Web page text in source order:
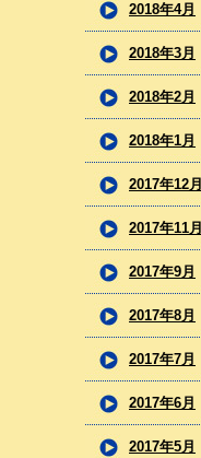
2018年4月
2018年3月
2018年2月
2018年1月
2017年12月
2017年11月
2017年9月
2017年8月
2017年7月
2017年6月
2017年5月